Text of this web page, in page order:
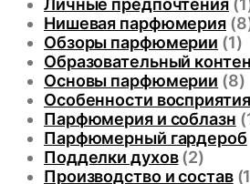
Личные предпочтения
Нишевая парфюмерия
Обзоры парфюмерии (1)
Образовательный
Основы парфюмерии (8)
Особенности
Парфюмерия и соблазн
Парфюмерный гардероб
Подделки духов(2)
Производство и состав